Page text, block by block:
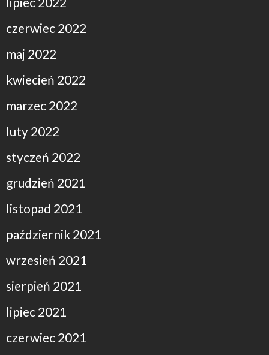
czerwiec 2022
maj 2022
kwiecień 2022
marzec 2022
luty 2022
styczeń 2022
grudzień 2021
listopad 2021
październik 2021
wrzesień 2021
sierpień 2021
lipiec 2021
czerwiec 2021